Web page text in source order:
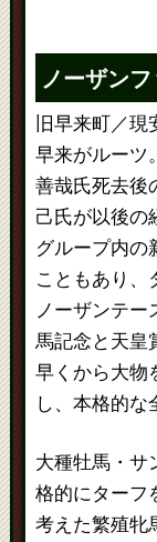
ノーザン
旧早来町／
早来がルーツ。
善哉氏死去後
己氏が以後の
グループ内の
こともあり、
ノーザンテ
馬記念と天皇
早くから大物
し、本格的な
大種牡馬・サ
格的にターフ
考えた繁殖牝